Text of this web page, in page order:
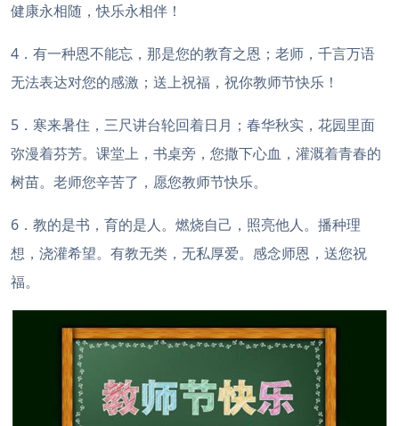
健康永相随，快乐永相伴！
4．有一种恩不能忘，那是您的教育之恩；老师，千言万语
无法表达对您的感激；送上祝福，祝你教师节快乐！
5．寒来暑住，三尺讲台轮回着日月；春华秋实，花园里面
弥漫着芬芳。课堂上，书桌旁，您撒下心血，灌溉着青春的
树苗。老师您辛苦了，愿您教师节快乐。
6．教的是书，育的是人。燃烧自己，照亮他人。播种理
想，浇灌希望。有教无类，无私厚爱。感念师恩，送您祝
福。